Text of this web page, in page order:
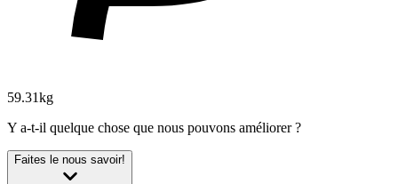
59.31kg
Y a-t-il quelque chose que nous pouvons améliorer ?
Faites le nous savoir!